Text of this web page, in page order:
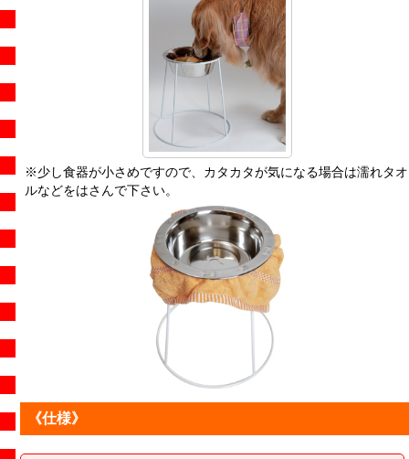
※少し食器が小さめですので、カタカタが気になる場合は濡れタオ
ルなどをはさんで下さい。
《仕様》